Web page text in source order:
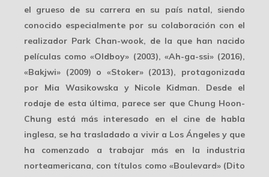
el grueso de su carrera en su país natal, siendo
conocido especialmente por su colaboración con el
realizador Park Chan-wook, de la que han nacido
películas como «Oldboy» (2003), «Ah-ga-ssi» (2016),
«Bakjwi» (2009) o «Stoker» (2013), protagonizada
por Mia Wasikowska y Nicole Kidman. Desde el
rodaje de esta última, parece ser que Chung Hoon-
Chung está más interesado en el cine de habla
inglesa, se ha trasladado a vivir a Los Ángeles y que
ha comenzado a trabajar más en la industria
norteamericana, con títulos como «Boulevard» (Dito